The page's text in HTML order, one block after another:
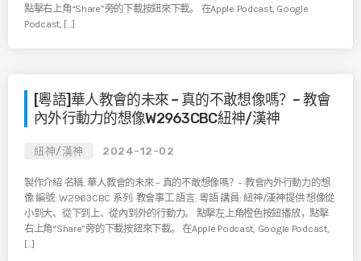
點擊右上角“Share”旁的下載按鈕來下載。 在Apple Podcast, Google
Podcast, […]
[粵語]華人教會的未來 – 真的不敢想像嗎？– 教會
內外行動力的想像W2963CBC紐神/漢神
紐神/漢神 2024-12-02
製作介紹 名稱: 華人教會的未來 – 真的不敢想像嗎？– 教會內外行動力的想
像 編號: W2963CBC 系列: 教會事工 語言: 粵語 講員: 紐神/漢神提供 想像從
小到大、從下到上、從內到外的行動力。 點擊左上角橙色按鈕播放，點擊
右上角“Share”旁的下載按鈕來下載。 在Apple Podcast, Google Podcast,
[…]